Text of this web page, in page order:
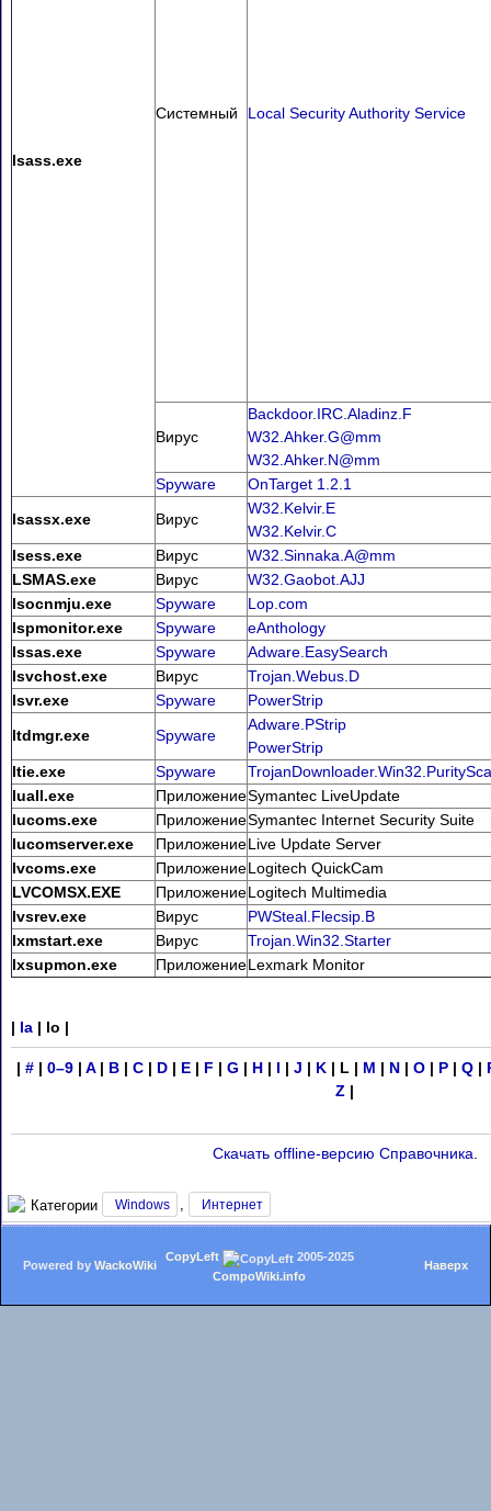
lsass.exe
Системный Local Security Authority Service
Вирус
Backdoor.IRC.Aladinz.F
W32.Ahker.G@mm
W32.Ahker.N@mm
Spyware
OnTarget 1.2.1
lsassx.exe
Вирус
W32.Kelvir.E
W32.Kelvir.C
lsess.exe
Вирус
W32.Sinnaka.A@mm
LSMAS.exe
Вирус
W32.Gaobot.AJJ
lsocnmju.exe
Spyware
Lop.com
lspmonitor.exe
Spyware
eAnthology
lssas.exe
Spyware
Adware.EasySearch
lsvchost.exe
Вирус
Trojan.Webus.D
lsvr.exe
Spyware
PowerStrip
ltdmgr.exe
Spyware
Adware.PStrip
PowerStrip
ltie.exe
Spyware
luall.exe
ПриложениеSymantec LiveUpdate
lucoms.exe
ПриложениеSymantec Internet Security Suite
lucomserver.exe
ПриложениеLive Update Server
lvcoms.exe
ПриложениеLogitech QuickCam
LVCOMSX.EXE
ПриложениеLogitech Multimedia
lvsrev.exe
Вирус
PWSteal.Flecsip.B
lxmstart.exe
Вирус
Trojan.Win32.Starter
lxsupmon.exe
ПриложениеLexmark Monitor
| la | lo |
| # | 0–9 | A| B | C | D | E | F | G | H | I | J | K | L | M | N | O | P | Q |
Z |
Скачать offline-версию Справочника
Windows Интернет
Powered by WackoWiki
CopyLeft
2005-2025
CompoWiki.info
Наверх